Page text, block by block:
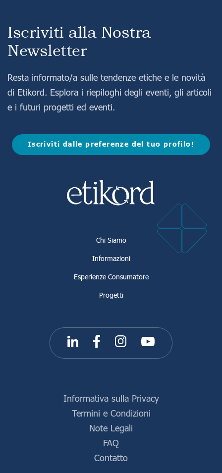
Iscriviti alla Nostra
Newsletter
Resta informato/a sulle tendenze etiche e le novità
di Etikord. Esplora i riepiloghi degli eventi, gli articoli
e i futuri progetti ed eventi.
Iscriviti dalle preferenze del tuo profilo!
Chi Siamo
Informazioni
Esperienze Consumatore
Progetti
Informativa sulla Privacy
Termini e Condizioni
Note Legali
FAQ
Contatto